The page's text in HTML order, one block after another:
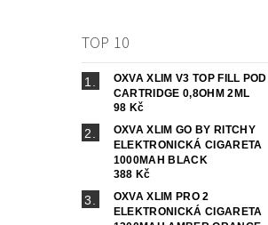
TOP 10
OXVA XLIM V3 TOP FILL POD
CARTRIDGE 0,8OHM 2ML
98 Kč
OXVA XLIM GO BY RITCHY
ELEKTRONICKÁ CIGARETA
1000MAH BLACK
388 Kč
OXVA XLIM PRO 2
ELEKTRONICKÁ CIGARETA